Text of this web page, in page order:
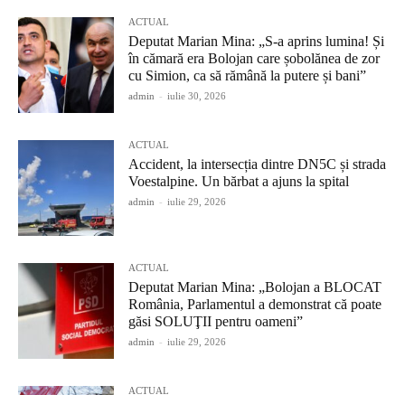
ACTUAL
Deputat Marian Mina: „S-a aprins lumina! Și
în cămară era Bolojan care șobolănea de zor
cu Simion, ca să rămână la putere și bani”
admin - iulie 30, 2026
ACTUAL
Accident, la intersecția dintre DN5C și strada
Voestalpine. Un bărbat a ajuns la spital
admin - iulie 29, 2026
ACTUAL
Deputat Marian Mina: „Bolojan a BLOCAT
România, Parlamentul a demonstrat că poate
găsi SOLUŢII pentru oameni”
admin - iulie 29, 2026
ACTUAL